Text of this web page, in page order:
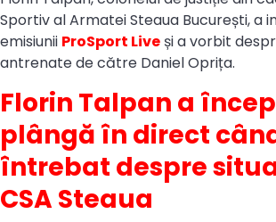
Sportiv al Armatei Steaua București, a
emisiunii ProSport Live și a vorbit
antrenate de către Daniel Oprița.
Florin Talpan a
plângă în direct
întrebat despre
CSA Steaua